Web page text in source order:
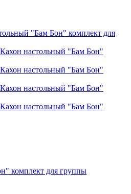
комплект для группы